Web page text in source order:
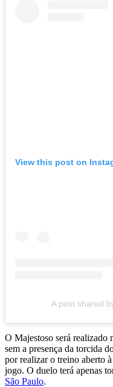
View this post on
A post shared
O Majestoso será
sem a presença da torcida
por realizar o treino aberto
jogo. O duelo terá apenas
São Paulo.